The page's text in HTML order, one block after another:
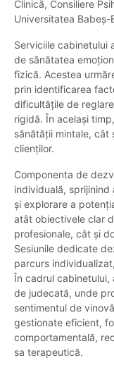
Clinică, Consiliere
Universitatea
Serviciile cabinetului
de sănătatea
fizică. Acestea
prin identificarea
dificultățile de
rigidă. În același
sănătății mintale, cât
clienților.
Componenta de
individuală,
și explorare a
atât obiectivele clar
profesionale, cât și
Sesiunile dedicate
parcurs
În cadrul cabinetului,
de judecată, unde
sentimentul de
gestionate eficient,
comportamentală,
sa terapeutică.